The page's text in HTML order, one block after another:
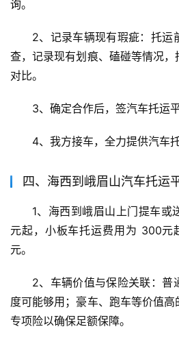
询。
2、记录车辆现有瑕疵：托运
查，记录现有划痕、磕碰等情况
对比。
3、确定合作后，签汽车托运平
4、我方接车，全力提供汽车
四、海西到峨眉山汽车托运
1、海西到峨眉山上门提车或
元起，小板车托运费用为 300元
元。
2、车辆价值与保险关联：普
度可能够用；豪车、跑车等价值
专项险以确保足额保障。